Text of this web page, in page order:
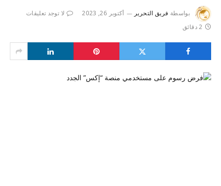
بواسطة فريق التحرير أكتوبر 26, 2023
لا توجد تعليقات
2 دقائق